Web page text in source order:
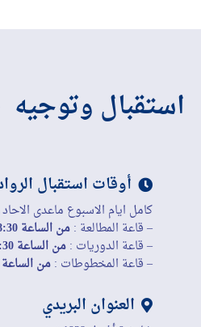
استقبال وتوجيه
أوقات استقبال
كامل ايام الاسبوع ماعدى
– قاعة المطالعة :من الساعة 8:30 إلى الساعة 19:45
– قاعة الدوريات :من الساعة 8:30 إلى الساعة 19:45
– قاعة المخطوطات :من الساعة 8:30 إلى الساعة 19:45
العنوان البريدي